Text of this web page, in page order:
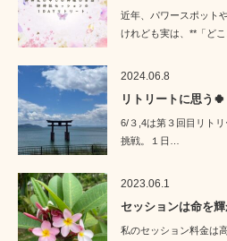
近年、パワースポット
けれども実は、**「どこ
2024.06.8
リトリートに思う🍀
6/３,4は第３回目リト
挑戦。１日…
2023.06.1
セッションは命を
私のセッション料金は